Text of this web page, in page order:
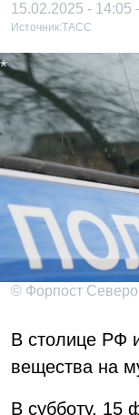
15.02.2025 -
Источник:ТАСС
© Форпост
В столице РФ
вещества на
В субботу, 15